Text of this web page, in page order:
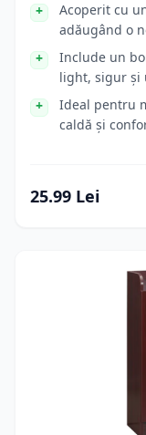
Acoperit cu
adăugând o
Include un
light, sigur și
Ideal pentru
caldă și
25.99 Lei